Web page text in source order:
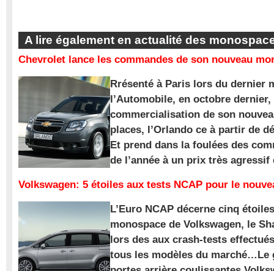
A lire également en actualité des
Chevrolet lance les commandes de son nouveau
Rrésenté à Paris lors du dernier
l’Automobile, en octobre
commercialisation de son
places, l’Orlando ce à partir de
Et prend dans la foulées des
de l’année à un prix très agressif
Volkswagen: 5 étoiles aux tests NCAP pour le
L’Euro NCAP décerne cinq
monospace de Volkswagen, le
lors des aux crash-tests
tous les modèles du marché…Le